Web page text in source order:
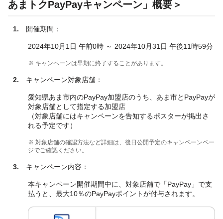
あまトクPayPayキャンペーン」概要＞
1. 開催期間：
2024年10月1日 午前0時 ～ 2024年10月31日 午後11時59分
※ キャンペーンは早期に終了することがあります。
2. キャンペーン対象店舗：
愛知県あま市内のPayPay加盟店のうち、あま市とPayPayが
対象店舗として指定する加盟店
（対象店舗にはキャンペーンを告知するポスターが掲出さ
れる予定です）
※ 対象店舗の確認方法など詳細は、後日公開予定のキャンペーンペー
ジでご確認ください。
3. キャンペーン内容：
本キャンペーン開催期間中に、対象店舗で「PayPay」で支
払うと、最大10％のPayPayポイントが付与されます。